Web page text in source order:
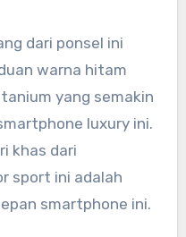
dari ponsel ini
warna hitam
yang semakin
luxury ini.
khas dari
sport ini adalah
smartphone ini.